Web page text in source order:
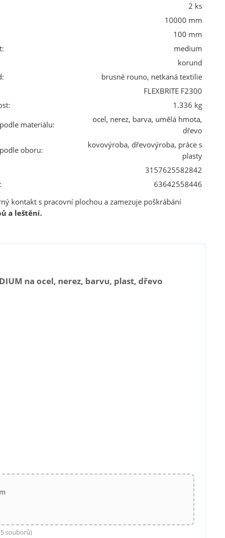
2 ks
10000 mm
100 mm
medium
korund
brusné rouno, netkaná textilie
FLEXBRITE F2300
1.336 kg
materiálu:
ocel, nerez, barva, umělá hmota,
dřevo
oboru:
kovovýroba, dřevovýroba, práce s
plasty
3157625582842
63642558446
kontakt s pracovní plochou a zamezuje poškrábání
a leštění.
na ocel, nerez, barvu, plast, dřevo
5 souborů)